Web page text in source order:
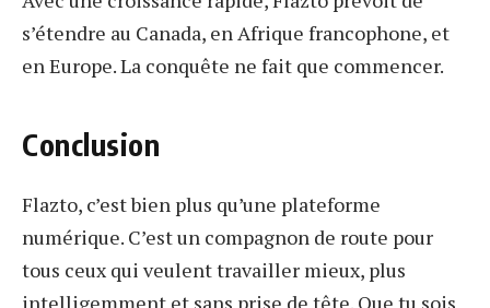
s’étendre au Canada, en Afrique francophone, et
en Europe. La conquête ne fait que commencer.
Conclusion
Flazto, c’est bien plus qu’une plateforme
numérique. C’est un compagnon de route pour
tous ceux qui veulent travailler mieux, plus
intelligemment et sans prise de tête. Que tu sois